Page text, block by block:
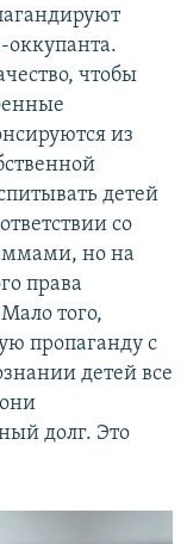
оккупанта.
чтобы
из
детей
со
но на
права
того,
пропаганду с
детей все
долг. Это